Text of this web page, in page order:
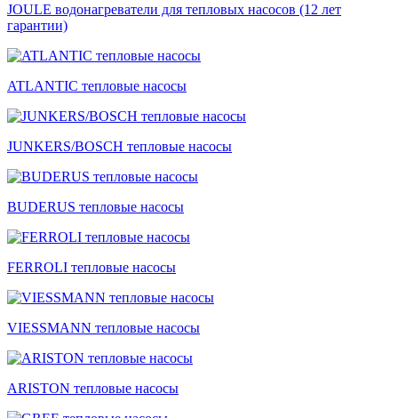
JOULE водонагреватели для тепловых насосов (12 лет
гарантии)
ATLANTIC тепловые насосы
JUNKERS/BOSCH тепловые насосы
BUDERUS тепловые насосы
FERROLI тепловые насосы
VIESSMANN тепловые насосы
ARISTON тепловые насосы